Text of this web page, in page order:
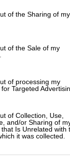
or usage
to Google and its
specified
of the Sharing of my
of the Sale of my
of processing my
Targeted
of Collection, Use,
and/or Sharing of
Is Unrelated with
it was collected.
η
σε
ανησυχία
ηθοποιούς σε
να
ρόλους,
το
δεν με
μάταιο να